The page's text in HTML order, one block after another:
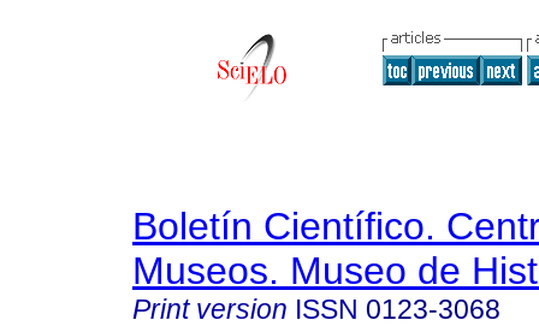
Boletín Científico.
Museos. Museo de
Print version ISSN 0123-3068